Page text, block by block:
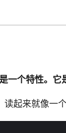
一个特性。它
起来就像一